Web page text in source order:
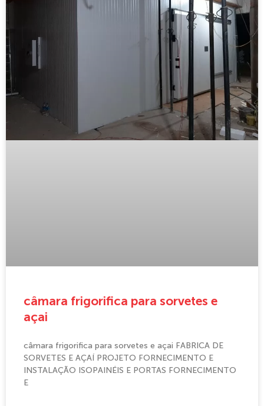
câmara frigorifica para sorvetes e
açai
câmara frigorifica para sorvetes e açai FABRICA DE
SORVETES E AÇAÍ PROJETO FORNECIMENTO E
INSTALAÇÃO ISOPAINÉIS E PORTAS FORNECIMENTO
E